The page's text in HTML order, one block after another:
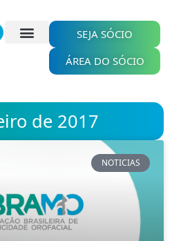
SEJA SÓCIO
ÁREA DO SÓCIO
de 2017
NOTICIAS